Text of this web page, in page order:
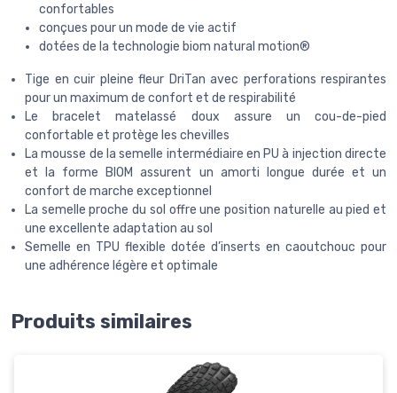
confortables
conçues pour un mode de vie actif
dotées de la technologie biom natural motion®
Tige en cuir pleine fleur DriTan avec perforations respirantes
pour un maximum de confort et de respirabilité
Le bracelet matelassé doux assure un cou-de-pied
confortable et protège les chevilles
La mousse de la semelle intermédiaire en PU à injection directe
et la forme BIOM assurent un amorti longue durée et un
confort de marche exceptionnel
La semelle proche du sol offre une position naturelle au pied et
une excellente adaptation au sol
Semelle en TPU flexible dotée d’inserts en caoutchouc pour
une adhérence légère et optimale
Produits similaires